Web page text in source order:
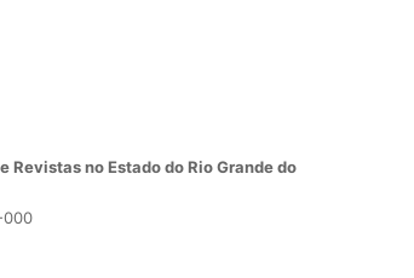
Revistas no Estado do Rio Grande do
000